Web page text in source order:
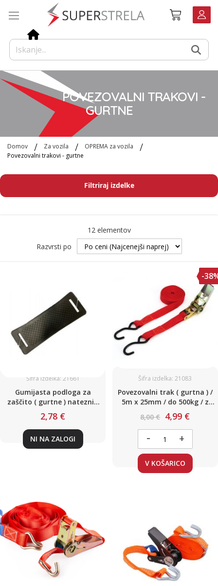
Košarica
POVEZOVALNI TRAKOVI -
GURTNE
Domov Za vozila
OPREMA za vozila
Povezovalni trakovi - gurtne
Filtriraj izdelke
12elementov
Razvrsti po
Šifra izdelka: 21661
Gumijasta podloga za
zaščito ( gurtne ) nateznih
trakov in tovora
2,78 €
NI NA ZALOGI
-
Šifra izdelka: 21083
Povezovalni trak ( gurtna ) /
5m x 25mm / do 500kg / z
napenjalcem in kavljem
8,00 € 4,99 €
- +
V KOŠARICO